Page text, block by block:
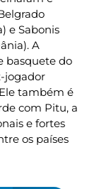
e Sabonis
A
basquete do
jogador
também é
com Pitu, a
e fortes
os países